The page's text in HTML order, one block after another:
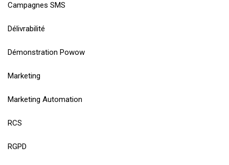
Campagnes SMS
Délivrabilité
Démonstration Powow
Marketing
Marketing Automation
RCS
RGPD